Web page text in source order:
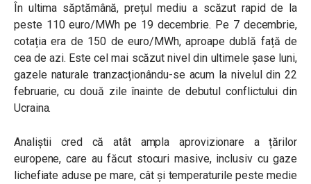
În ultima săptămână, prețul mediu a scăzut rapid de la
peste 110 euro/MWh pe 19 decembrie. Pe 7 decembrie,
cotația era de 150 de euro/MWh, aproape dublă față de
cea de azi. Este cel mai scăzut nivel din ultimele șase luni,
gazele naturale tranzacționându-se acum la nivelul din 22
februarie, cu două zile înainte de debutul conflictului din
Ucraina.
Analiștii cred că atât ampla aprovizionare a țărilor
europene, care au făcut stocuri masive, inclusiv cu gaze
lichefiate aduse pe mare, cât și temperaturile peste medie